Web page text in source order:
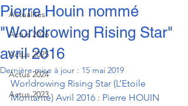
Actualités
Actus 2026
Actus 2025
Actus 2024
Actus 2023
Pierre Houin nommé
"Worldrowing Rising Star"
avril 2016
Dernière mise à jour : 15 mai 2019
Worldrowing Rising Star (L’Etoile
Montante) Avril 2016 : Pierre HOUIN